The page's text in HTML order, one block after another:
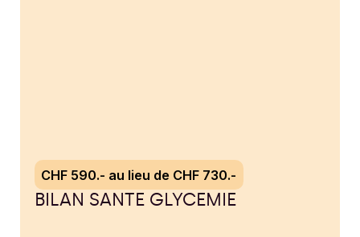
CHF 590.- au lieu de CHF 730.-
BILAN SANTE GLYCEMIE